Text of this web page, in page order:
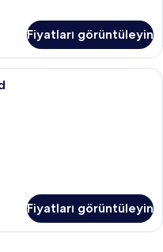
Fiyatları görüntüleyin
masa, ütü/ütü masası,
Fiyatları görüntüleyin